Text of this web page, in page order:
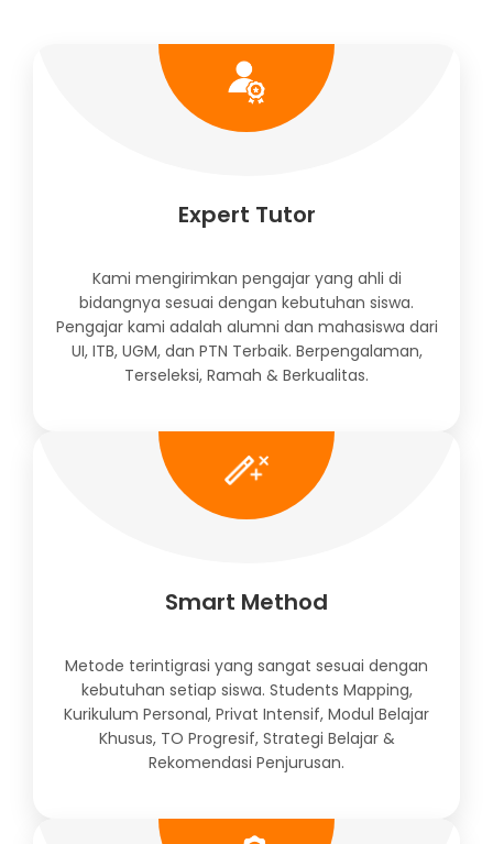
Expert Tutor
Kami mengirimkan pengajar yang ahli di
bidangnya sesuai dengan kebutuhan siswa.
Pengajar kami adalah alumni dan mahasiswa dari
UI, ITB, UGM, dan PTN Terbaik. Berpengalaman,
Terseleksi, Ramah & Berkualitas.
Smart Method
Metode terintigrasi yang sangat sesuai dengan
kebutuhan setiap siswa. Students Mapping,
Kurikulum Personal, Privat Intensif, Modul Belajar
Khusus, TO Progresif, Strategi Belajar &
Rekomendasi Penjurusan.